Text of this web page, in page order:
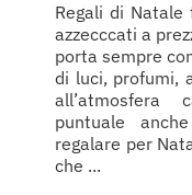
Regali di
azzecccati a
porta sempre
di luci, profumi,
all’atmosfera
puntuale
regalare per
che ...